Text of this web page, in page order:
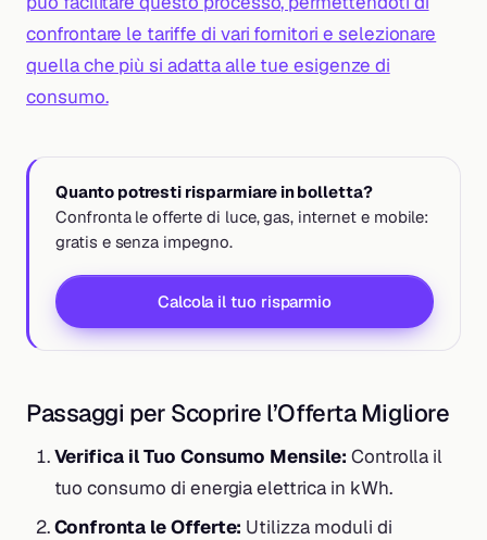
confrontare le tariffe di vari fornitori e selezionare
quella che più si adatta alle tue esigenze di
consumo.
Quanto potresti risparmiare in bolletta?
Confronta le offerte di luce, gas, internet e mobile:
gratis e senza impegno.
Calcola il tuo risparmio
Passaggi per Scoprire l’Offerta Migliore
Verifica il Tuo Consumo Mensile: Controlla il
tuo consumo di energia elettrica in kWh.
Confronta le Offerte: Utilizza moduli di